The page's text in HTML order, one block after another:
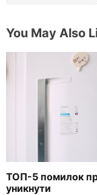
You May Also
ТОП-5 помилок
уникнути